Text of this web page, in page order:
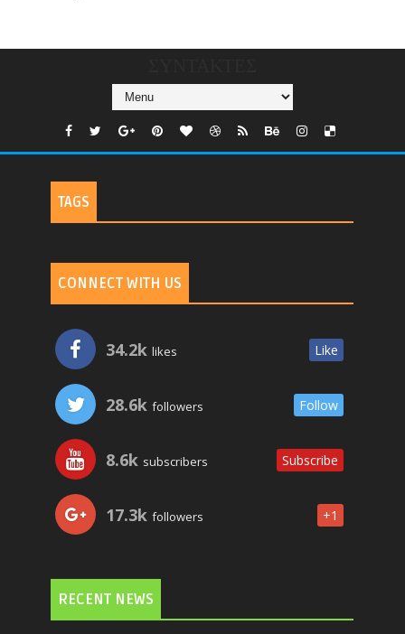
TAGS
CONNECT WITH US
34.2k likes Like
28.6k followers Follow
8.6k subscribers Subscribe
17.3k followers +1
RECENT NEWS